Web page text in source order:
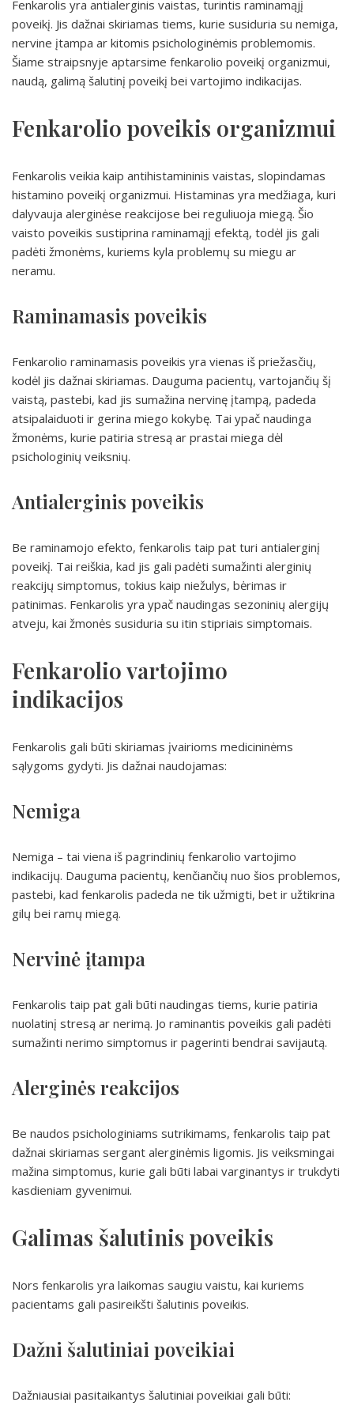
Fenkarolis yra antialerginis vaistas, turintis raminamąjį
poveikį. Jis dažnai skiriamas tiems, kurie susiduria su nemiga,
nervine įtampa ar kitomis psichologinėmis problemomis.
Šiame straipsnyje aptarsime fenkarolio poveikį organizmui,
naudą, galimą šalutinį poveikį bei vartojimo indikacijas.
Fenkarolio poveikis organizmui
Fenkarolis veikia kaip antihistamininis vaistas, slopindamas
histamino poveikį organizmui. Histaminas yra medžiaga, kuri
dalyvauja alerginėse reakcijose bei reguliuoja miegą. Šio
vaisto poveikis sustiprina raminamąjį efektą, todėl jis gali
padėti žmonėms, kuriems kyla problemų su miegu ar
neramu.
Raminamasis poveikis
Fenkarolio raminamasis poveikis yra vienas iš priežasčių,
kodėl jis dažnai skiriamas. Dauguma pacientų, vartojančių šį
vaistą, pastebi, kad jis sumažina nervinę įtampą, padeda
atsipalaiduoti ir gerina miego kokybę. Tai ypač naudinga
žmonėms, kurie patiria stresą ar prastai miega dėl
psichologinių veiksnių.
Antialerginis poveikis
Be raminamojo efekto, fenkarolis taip pat turi antialerginį
poveikį. Tai reiškia, kad jis gali padėti sumažinti alerginių
reakcijų simptomus, tokius kaip niežulys, bėrimas ir
patinimas. Fenkarolis yra ypač naudingas sezoninių alergijų
atveju, kai žmonės susiduria su itin stipriais simptomais.
Fenkarolio vartojimo
indikacijos
Fenkarolis gali būti skiriamas įvairioms medicininėms
sąlygoms gydyti. Jis dažnai naudojamas:
Nemiga
Nemiga – tai viena iš pagrindinių fenkarolio vartojimo
indikacijų. Dauguma pacientų, kenčiančių nuo šios problemos,
pastebi, kad fenkarolis padeda ne tik užmigti, bet ir užtikrina
gilų bei ramų miegą.
Nervinė įtampa
Fenkarolis taip pat gali būti naudingas tiems, kurie patiria
nuolatinį stresą ar nerimą. Jo raminantis poveikis gali padėti
sumažinti nerimo simptomus ir pagerinti bendrai savijautą.
Alerginės reakcijos
Be naudos psichologiniams sutrikimams, fenkarolis taip pat
dažnai skiriamas sergant alerginėmis ligomis. Jis veiksmingai
mažina simptomus, kurie gali būti labai varginantys ir trukdyti
kasdieniam gyvenimui.
Galimas šalutinis poveikis
Nors fenkarolis yra laikomas saugiu vaistu, kai kuriems
pacientams gali pasireikšti šalutinis poveikis.
Dažni šalutiniai poveikiai
Dažniausiai pasitaikantys šalutiniai poveikiai gali būti: